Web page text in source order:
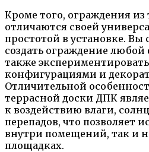
Кроме того, ограждения
отличаются своей
простотой в установке. Вы
создать ограждение
также
конфигурациями и
Отличительной
террасной доски ДПК
к воздействию влаги,
перепадов, что позволяет
внутри помещений, так и
площадках.